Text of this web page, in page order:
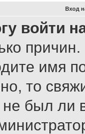
Вход
войти
имя
то
был ли